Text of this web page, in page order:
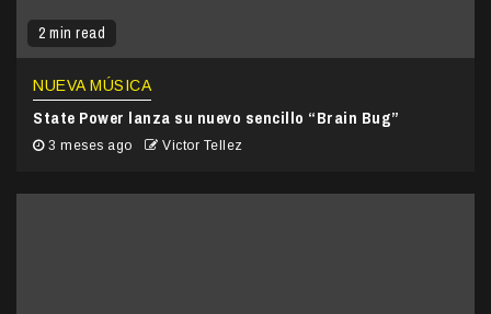
2 min read
NUEVA MÚSICA
State Power lanza su nuevo sencillo “Brain Bug”
3 meses ago Victor Tellez